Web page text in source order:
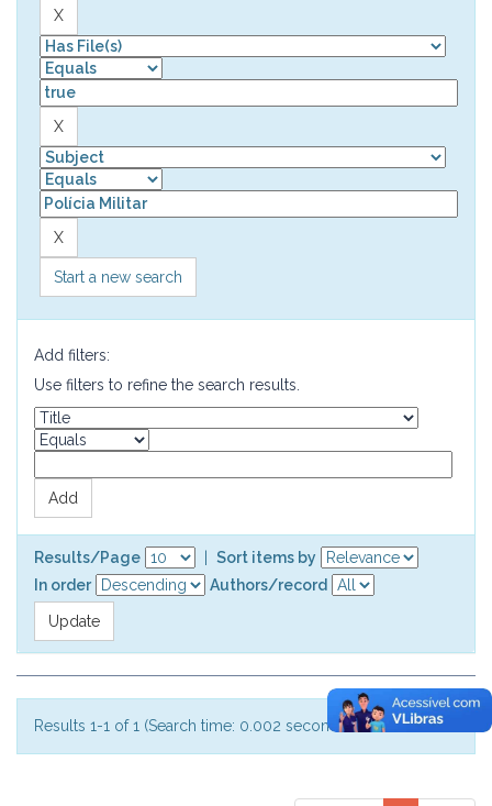
Start a new search
Add filters:
Use filters to refine the search results.
Results/Page
Sort items by
In order
Authors/record
Results 1-1 of 1 (Search time: 0.002 seconds).